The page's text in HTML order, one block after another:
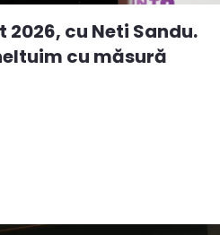
cu Neti Sandu.
cu măsură